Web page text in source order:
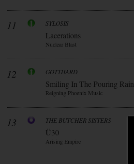
11 SYLOSIS
Lacerations
Nuclear Blast
12 GOTTHARD
Smiling In The Pouring Rain
Reigning Phoenix Music
13 THE BUTCHER SISTERS
Ü30
Arising Empire